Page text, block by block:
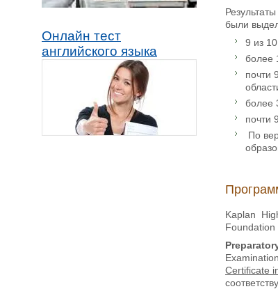
Онлайн тест
английского языка
были
9 из
более
почти
более
почти
По
Kaplan
Foundation
Examination.
Certificate